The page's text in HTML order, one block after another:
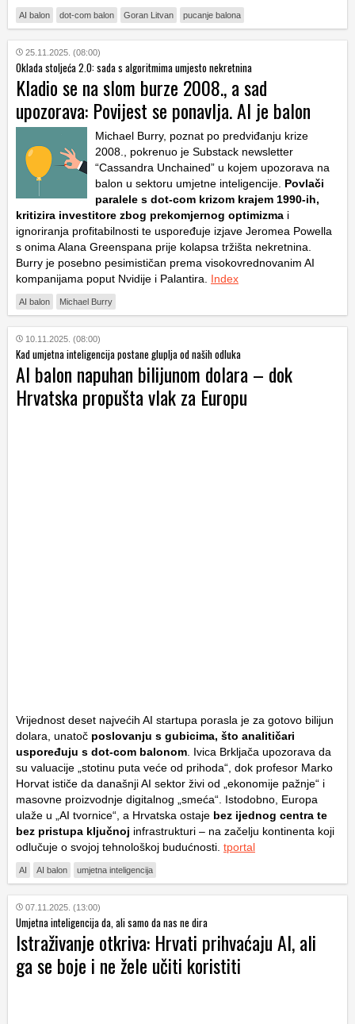
AI balon dot-com balon Goran Litvan pucanje balona
25.11.2025. (08:00)
Oklada stoljeća 2.0: sada s algoritmima umjesto nekretnina
Kladio se na slom burze 2008., a sad
upozorava: Povijest se ponavlja. AI je balon
Michael Burry, poznat po predviđanju krize
2008., pokrenuo je Substack newsletter
“Cassandra Unchained” u kojem upozorava na
balon u sektoru umjetne inteligencije. Povlači
paralele s dot-com krizom krajem 1990-ih,
kritizira investitore zbog prekomjernog optimizma i
ignoriranja profitabilnosti te uspoređuje izjave Jeromea Powella
s onima Alana Greenspana prije kolapsa tržišta nekretnina.
Burry je posebno pesimističan prema visokovrednovanim AI
kompanijama poput Nvidije i Palantira. Index
AI balon Michael Burry
10.11.2025. (08:00)
Kad umjetna inteligencija postane gluplja od naših odluka
AI balon napuhan bilijunom dolara – dok
Hrvatska propušta vlak za Europu
Vrijednost deset najvećih AI startupa porasla je za gotovo bilijun
dolara, unatoč poslovanju s gubicima, što analitičari
uspoređuju s dot-com balonom . Ivica Brkljača upozorava da
su valuacije „stotinu puta veće od prihoda“, dok profesor Marko
Horvat ističe da današnji AI sektor živi od „ekonomije pažnje“ i
masovne proizvodnje digitalnog „smeća“. Istodobno, Europa
ulaže u „AI tvornice“, a Hrvatska ostaje bez ijednog centra te
bez pristupa ključnoj infrastrukturi – na začelju kontinenta koji
odlučuje o svojoj tehnološkoj budućnosti. tportal
AI AI balon umjetna inteligencija
07.11.2025. (13:00)
Umjetna inteligencija da, ali samo da nas ne dira
Istraživanje otkriva: Hrvati prihvaćaju AI, ali
ga se boje i ne žele učiti koristiti